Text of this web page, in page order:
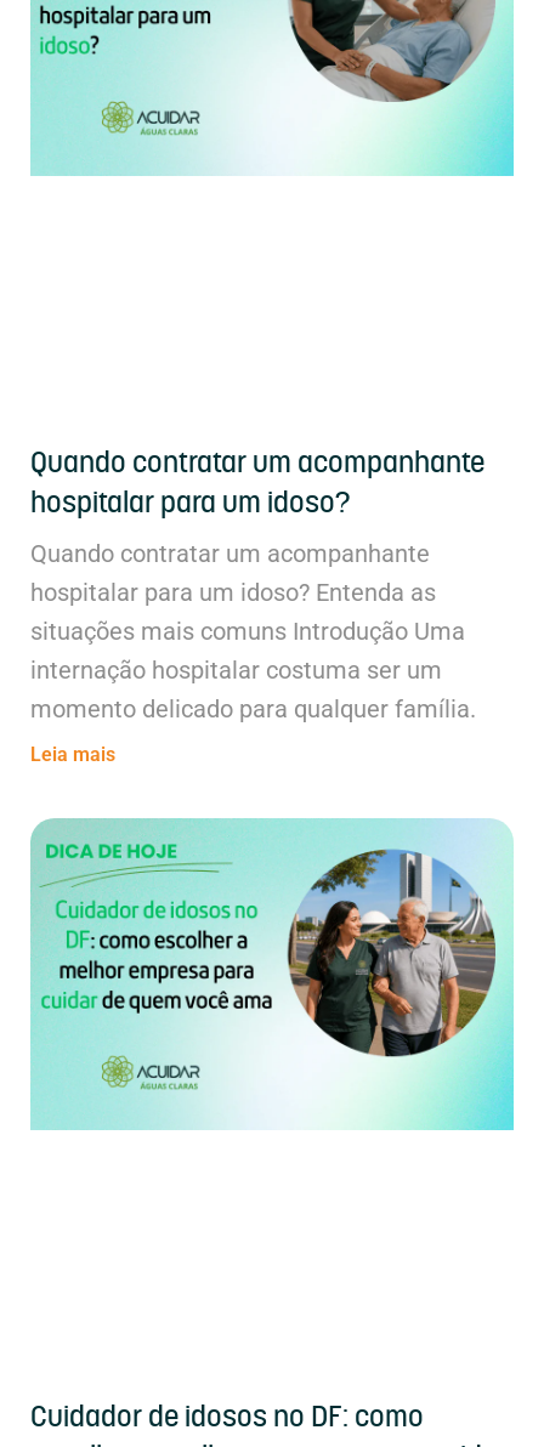
Quando contratar um acompanhante
hospitalar para um idoso?
Quando contratar um acompanhante
hospitalar para um idoso? Entenda as
situações mais comuns Introdução Uma
internação hospitalar costuma ser um
momento delicado para qualquer família.
Leia mais
Cuidador de idosos no DF: como